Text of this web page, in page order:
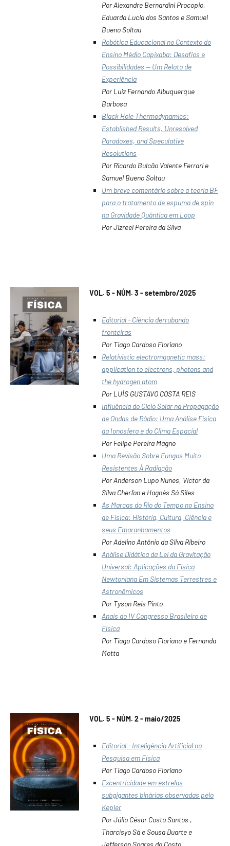
Por Alexandre Bernardini Procopio,
Eduarda Lucia dos Santos e Samuel
Bueno Soltau
Robótica Educacional no Contexto do
Ensino Médio Capixaba: Desafios e
Possibilidades — Um Relato de
Experiência
Por Luiz Fernando Albuquerque
Barbosa
Black Hole Thermodynamics:
Established Results, Unresolved
Paradoxes, and Speculative
Resolutions
Por Ricardo Bulcão Valente Ferrari e
Samuel Bueno Soltau
Um breve comentário sobre a teoria BF
para o tratamento de espuma de spin
na Gravidade Quântica em Loop
Por Jizreel Pereira da Silva
VOL. 5 - NÚM. 3 - setembro/2025
Editorial - Ciência derrubando
fronteiras
Por Tiago Cardoso Floriano
Relativistic electromagnetic mass:
application to electrons, photons and
the hydrogen atom
Por LUÍS GUSTAVO COSTA REIS
Influência do Ciclo Solar na Propagação
de Ondas de Rádio: Uma Análise Física
da Ionosfera e do Clima Espacial
Por Felipe Pereira Magno
Uma Revisão Sobre Fungos Muito
Resistentes À Radiação
Por Anderson Lupo Nunes, Victor da
Silva Cherfan e Hagnês Sá Siles
As Marcas do Rio do Tempo no Ensino
de Física: História, Cultura, Ciência e
seus Emaranhamentos
Por Adelino Antônio da Silva Ribeiro
Análise Didática da Lei da Gravitação
Universal: Aplicações da Física
Newtoniana Em Sistemas Terrestres e
Astronômicos
Por Tyson Reis Pinto
Anais do IV Congresso Brasileiro de
Física
Por Tiago Cardoso Floriano e Fernanda
Motta
VOL. 5 - NÚM. 2 - maio/2025
Editorial - Inteligência Artificial na
Pesquisa em Física
Por Tiago Cardoso Floriano
Excentricidade em estrelas
subgigantes binárias observadas pelo
Kepler
Por Júlio César Costa Santos ,
Tharcísyo Sá e Sousa Duarte e
Jefferson Soares da Costa